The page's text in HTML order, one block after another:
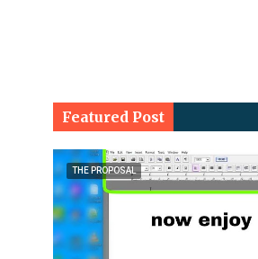
Featured Post
THE PROPOSAL